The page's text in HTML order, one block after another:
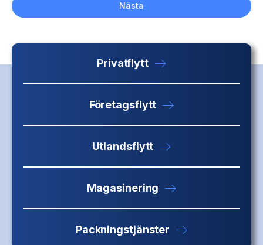
Nästa
Privatflytt
Företagsflytt
Utlandsflytt
Magasinering
Packningstjänster